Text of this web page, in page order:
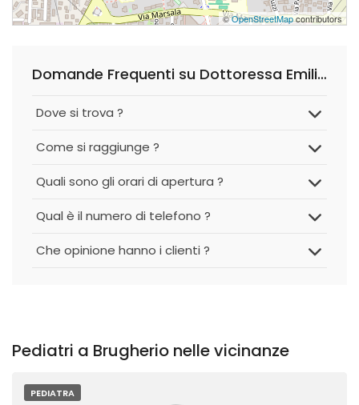
©OpenStreetMapcontributors
Domande Frequenti su Dottoressa Emilia Aleandri - Pediatra
Dove si trova ?
Come si raggiunge ?
Quali sono gli orari di apertura ?
Qual è il numero di telefono ?
Che opinione hanno i clienti ?
Pediatri a Brugherio nelle vicinanze
PEDIATRA